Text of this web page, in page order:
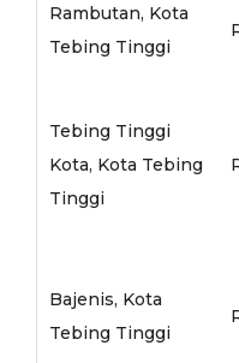
Rambutan, Kota
Tebing Tinggi
Tebing Tinggi
Kota, Kota Tebing
Tinggi
Bajenis, Kota
Tebing Tinggi